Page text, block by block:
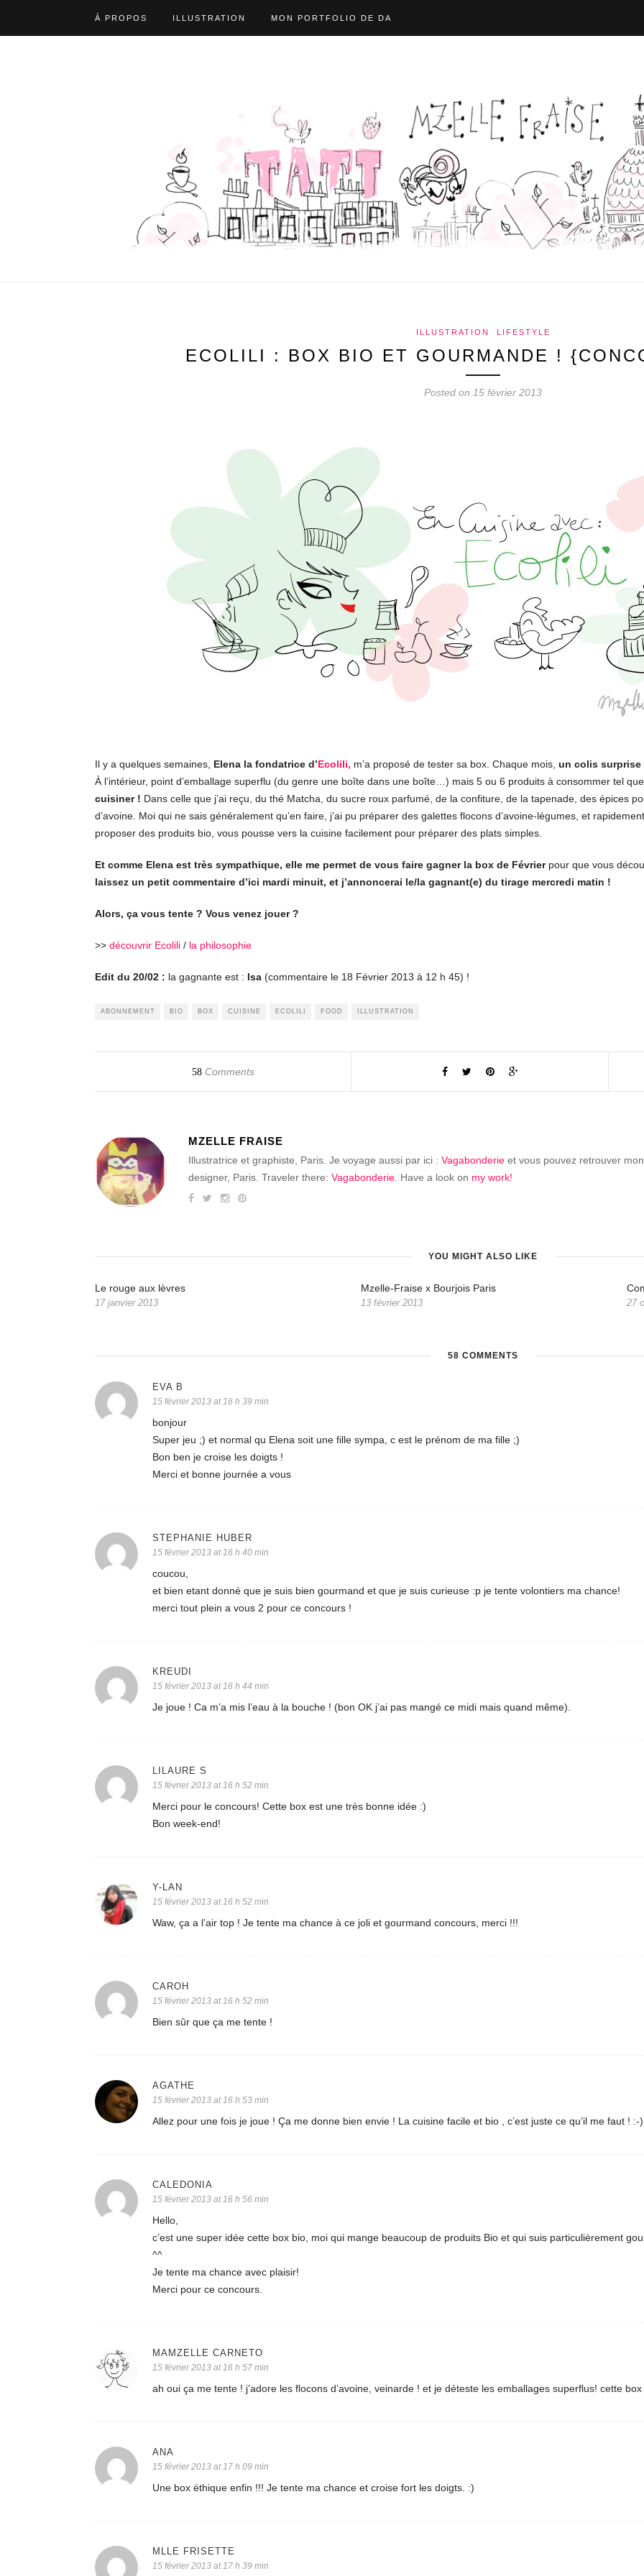
À PROPOS ILLUSTRATION MON PORTFOLIO DE DA
ILLUSTRATION LIFESTYLE
ECOLILI : BOX BIO ET GOURMANDE !
Posted on 15 février 2013
Il y a quelques semaines, Elena la fondatrice d’Ecolili, m’a proposé de tester sa box. Chaque mois, un colis surprise
À l’intérieur, point d’emballage superflu (du genre une boîte dans une boîte…) mais 5 ou 6 produits à consommer tel
cuisiner ! Dans celle que j’ai reçu, du thé Matcha, du sucre roux parfumé, de la confiture, de la tapenade, des épices
d’avoine. Moi qui ne sais généralement qu’en faire, j’ai pu préparer des galettes flocons d’avoine-légumes, et
proposer des produits bio, vous pousse vers la cuisine facilement pour préparer des plats simples.
Et comme Elena est très sympathique, elle me permet de vous faire gagner la box de Févrierpour que vous
laissez un petit commentaire d’ici mardi minuit, et j’annoncerai le/la gagnant(e) du tirage mercredi matin !
Alors, ça vous tente ? Vous venez jouer ?
>> découvrir Ecolili / la philosophie
Edit du 20/02 : la gagnante est : Isa (commentaire le 18 Février 2013 à 12 h 45) !
ABONNEMENT BIO BOX CUISINE ECOLILI FOOD ILLUSTRATION
58Comments
MZELLE FRAISE
Illustratrice et graphiste, Paris. Je voyage aussi par ici : Vagabonderie et vous pouvez retrouver
designer, Paris. Traveler there: Vagabonderie. Have a look on my work!
YOU MIGHT ALSO LIKE
Le rouge aux lèvres
17 janvier 2013
Mzelle-Fraise x Bourjois Paris
13 février 2013 27
58 COMMENTS
EVA B
15 février 2013 at 16 h 39 min
bonjour
Super jeu ;) et normal qu Elena soit une fille sympa, c est le prénom de ma fille ;)
Bon ben je croise les doigts !
Merci et bonne journée a vous
STEPHANIE HUBER
15 février 2013 at 16 h 40 min
coucou,
et bien etant donné que je suis bien gourmand et que je suis curieuse :p je tente volontiers ma chance!
merci tout plein a vous 2 pour ce concours !
KREUDI
15 février 2013 at 16 h 44 min
Je joue ! Ca m’a mis l’eau à la bouche ! (bon OK j’ai pas mangé ce midi mais quand même).
LILAURE S
15 février 2013 at 16 h 52 min
Merci pour le concours! Cette box est une très bonne idée :)
Bon week-end!
Y-LAN
15 février 2013 at 16 h 52 min
Waw, ça a l’air top ! Je tente ma chance à ce joli et gourmand concours, merci !!!
CAROH
15 février 2013 at 16 h 52 min
Bien sûr que ça me tente !
AGATHE
15 février 2013 at 16 h 53 min
Allez pour une fois je joue ! Ça me donne bien envie ! La cuisine facile et bio , c’est juste ce qu’il me faut ! :-
CALEDONIA
15 février 2013 at 16 h 56 min
Hello,
c’est une super idée cette box bio, moi qui mange beaucoup de produits Bio et qui suis particulièrement
^^
Je tente ma chance avec plaisir!
Merci pour ce concours.
MAMZELLE CARNETO
15 février 2013 at 16 h 57 min
ah oui ça me tente ! j’adore les flocons d’avoine, veinarde ! et je déteste les emballages superflus! cette
ANA
15 février 2013 at 17 h 09 min
Une box éthique enfin !!! Je tente ma chance et croise fort les doigts. :)
MLLE FRISETTE
15 février 2013 at 17 h 39 min